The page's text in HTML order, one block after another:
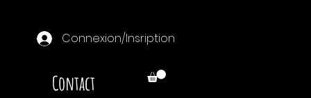
Connexion/Insription
Contact